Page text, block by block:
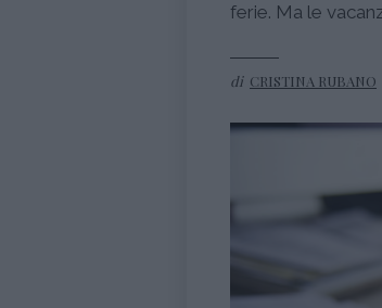
ferie. Ma le
di CRISTINA RUBANO